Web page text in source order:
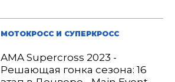
МОТОКРОСС И СУПЕРКРОСС
AMA Supercross 2023 -
Решающая гонка сезона: 16